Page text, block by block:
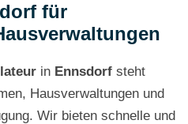
für
in Ennsdorf steht
Hausverwaltungen und
Wir bieten schnelle und